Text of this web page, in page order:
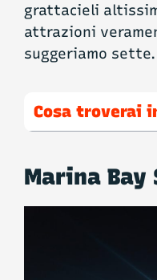
grattacieli
attrazioni
suggeriamo sette.
Cosa troverai
Marina Bay